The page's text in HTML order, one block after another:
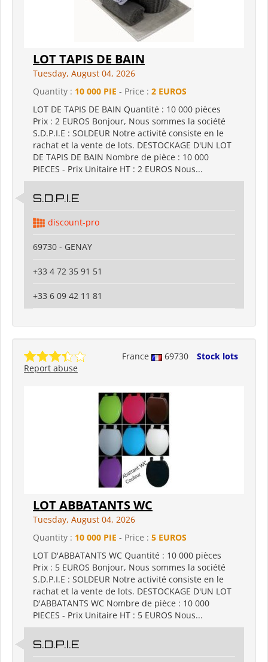
LOT TAPIS DE BAIN
Tuesday, August 04, 2026
Quantity : 10 000 PIE - Price : 2 EUROS
LOT DE TAPIS DE BAIN Quantité : 10 000 pièces
Prix : 2 EUROS Bonjour, Nous sommes la société
S.D.P.I.E : SOLDEUR Notre activité consiste en le
rachat et la vente de lots. DESTOCKAGE D'UN LOT
DE TAPIS DE BAIN Nombre de pièce : 10 000
PIECES - Prix Unitaire HT : 2 EUROS Nous...
S.D.P.I.E
discount-pro
69730 - GENAY
+33 4 72 35 91 51
+33 6 09 42 11 81
France 69730
Stock lots
Report abuse
LOT ABBATANTS WC
Tuesday, August 04, 2026
Quantity : 10 000 PIE - Price : 5 EUROS
LOT D'ABBATANTS WC Quantité : 10 000 pièces
Prix : 5 EUROS Bonjour, Nous sommes la société
S.D.P.I.E : SOLDEUR Notre activité consiste en le
rachat et la vente de lots. DESTOCKAGE D'UN LOT
D'ABBATANTS WC Nombre de pièce : 10 000
PIECES - Prix Unitaire HT : 5 EUROS Nous...
S.D.P.I.E